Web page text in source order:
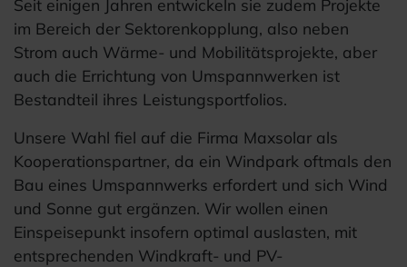
Seit einigen Jahren entwickeln sie zudem Projekte
im Bereich der Sektorenkopplung, also neben
Strom auch Wärme- und Mobilitätsprojekte, aber
auch die Errichtung von Umspannwerken ist
Bestandteil ihres Leistungsportfolios.
Unsere Wahl fiel auf die Firma Maxsolar als
Kooperationspartner, da ein Windpark oftmals den
Bau eines Umspannwerks erfordert und sich Wind
und Sonne gut ergänzen. Wir wollen einen
Einspeisepunkt insofern optimal auslasten, mit
entsprechenden Windkraft- und PV-